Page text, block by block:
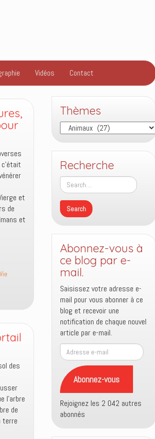
Vidéos Contact
et
de
et
Vie
des
l’arbre
de
terre
Thèmes
Thèmes
Recherche
Abonnez-vous à
ce blog par e-
mail.
Saisissez votre adresse e-
mail pour vous abonner à ce
blog et recevoir une
notification de chaque nouvel
article par e-mail.
Adresse
e-
mail
Abonnez-vous
Rejoignez les 2 042 autres
abonnés